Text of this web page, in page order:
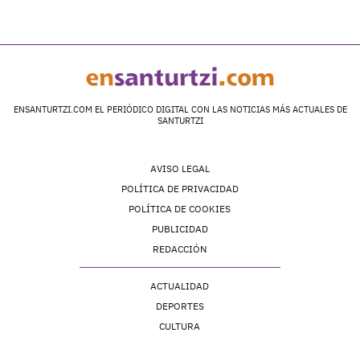
ENSANTURTZI.COM EL PERIÓDICO DIGITAL CON LAS NOTICIAS MÁS ACTUALES DE
SANTURTZI
AVISO LEGAL
POLÍTICA DE PRIVACIDAD
POLÍTICA DE COOKIES
PUBLICIDAD
REDACCIÓN
ACTUALIDAD
DEPORTES
CULTURA